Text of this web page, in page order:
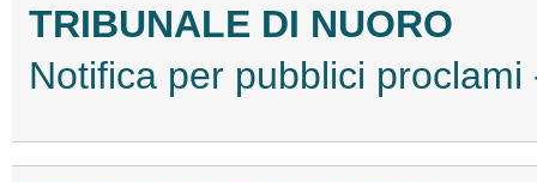
TRIBUNALE DI NUORO
Notifica per pubblici